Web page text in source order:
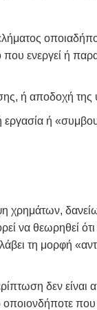
ενεργεί ή
ή αποδοχή της
ή
χρημάτων,
θεωρηθεί
τη μορφή
δεν
οποιονδήποτε